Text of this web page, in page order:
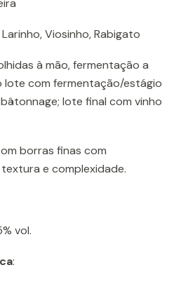
Viosinho, Rabigato
à mão, fermentação a
lote com fermentação/estágio
lote final com vinho
borras finas com
e complexidade.
vol.
: